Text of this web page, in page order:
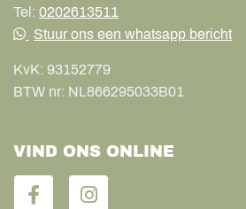
Tel: 0202613511
Stuur ons een whatsapp bericht
KvK: 93152779
BTW nr: NL866295033B01
VIND ONS ONLINE